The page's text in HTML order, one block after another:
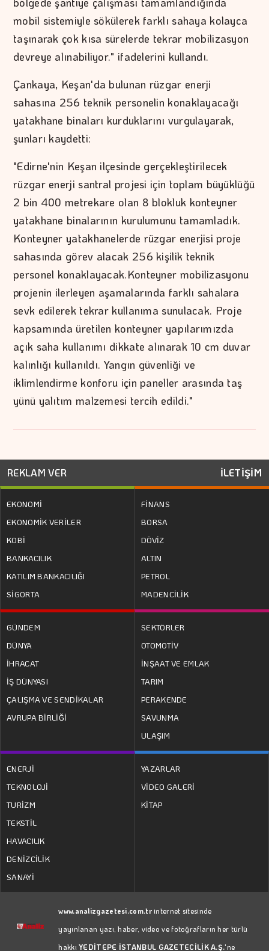
mobil sistemiyle sökülerek farklı sahaya kolayca
taşınarak çok kısa sürelerde tekrar mobilizasyon
devreye alınabiliyor." ifadelerini kullandı.
Çankaya, Keşan'da bulunan rüzgar enerji
sahasına 256 teknik personelin konaklayacağı
yatakhane binaları kurduklarını vurgulayarak,
şunları kaydetti:
"Edirne'nin Keşan ilçesinde gerçekleştirilecek
rüzgar enerji santral projesi için toplam büyüklüğü
2 bin 400 metrekare olan 8 blokluk konteyner
yatakhane binalarının kurulumunu tamamladık.
Konteyner yatakhanelerde rüzgar enerjisi proje
sahasında görev alacak 256 kişilik teknik
personel konaklayacak.Konteyner mobilizasyonu
projenin ilerleyen aşamalarında farklı sahalara
sevk edilerek tekrar kullanıma sunulacak. Proje
kapsamında üretilen konteyner yapılarımızda
açık saha kullanımı dikkate alınarak 10 cm duvar
kalınlığı kullanıldı. Yangın güvenliği ve
iklimlendirme konforu için paneller arasında taş
yünü yalıtım malzemesi tercih edildi."
REKLAM VER İLETİŞİM
EKONOMİ
EKONOMİK VERİLER
KOBİ
BANKACILIK
KATILIM BANKACILIĞI
SİGORTA
FİNANS
BORSA
DÖVİZ
ALTIN
PETROL
MADENCİLİK
GÜNDEM
DÜNYA
İHRACAT
İŞ DÜNYASI
ÇALIŞMA VE SENDİKALAR
AVRUPA BİRLİĞİ
SEKTÖRLER
OTOMOTİV
İNŞAAT VE EMLAK
TARIM
PERAKENDE
SAVUNMA
ULAŞIM
ENERJİ
TEKNOLOJİ
TURİZM
TEKSTİL
HAVACILIK
DENİZCİLİK
SANAYİ
YAZARLAR
VİDEO GALERİ
KİTAP
www.analizgazetesi.com.trinternet sitesinde
yayınlanan yazı, haber, video ve fotoğrafların her türlü
hakkıYEDİTEPE İSTANBUL GAZETECİLİK A.Ş.'ne